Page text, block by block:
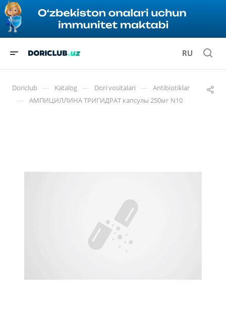
RU
Doriclub — Katalog — Dori vositalari — Antibiotiklar
— АМПИЦИЛЛИНА ТРИГИДРАТ капсулы 250мг N10